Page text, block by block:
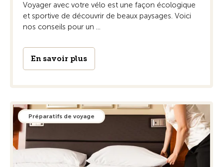
Voyager avec votre vélo est une façon écologique
et sportive de découvrir de beaux paysages. Voici
nos conseils pour un ...
En savoir plus
Préparatifs de voyage